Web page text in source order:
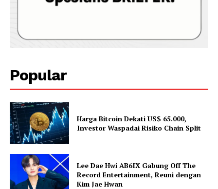
Popular
Harga Bitcoin Dekati US$ 65.000,
Investor Waspadai Risiko Chain Split
Lee Dae Hwi AB6IX Gabung Off The
Record Entertainment, Reuni dengan
Kim Jae Hwan